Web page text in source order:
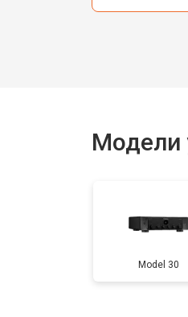
Модели
Model 30